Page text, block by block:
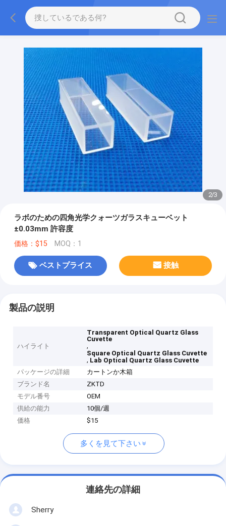
2/3
ラボのための四角光学クォーツガラスキューベット
±0.03mm 許容度
価格：$15 MOQ：1
ベストプライス 接触
製品の説明
ハイライト
Transparent Optical Quartz Glass
Cuvette
,
Square Optical Quartz Glass Cuvette
, Lab Optical Quartz Glass Cuvette
パッケージの詳細
カートンか木箱
ブランド名
ZKTD
モデル番号
OEM
供給の能力
10個/週
価格
$15
多くを見て下さい
連絡先の詳細
Sherry